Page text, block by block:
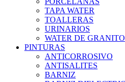
TAPA WATER
TOALLERAS
URINARIOS
WATER DE GRANITO
PINTURAS
ANTICORROSIVO
ANTISALITES
BARNIZ